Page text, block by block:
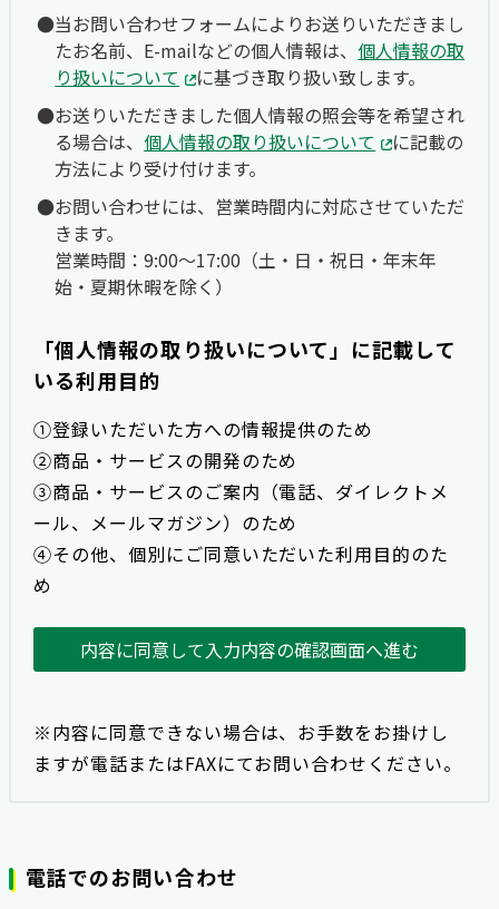
当お問い合わせフォームによりお送りいただきまし
たお名前、E-mailなどの個人情報は、 個人情報の取
り扱いについて
に基づき取り扱い致します。
お送りいただきました個人情報の照会等を希望され
る場合は、 個人情報の取り扱いについて
に記載の
方法により受け付けます。
お問い合わせには、営業時間内に対応させていただ
きます。
営業時間：9:00〜17:00（土・日・祝日・年末年
始・夏期休暇を除く）
「個人情報の取り扱いについて」に記載して
いる利用目的
①登録いただいた方への情報提供のため
②商品・サービスの開発のため
③商品・サービスのご案内（電話、ダイレクトメ
ール、メールマガジン）のため
④その他、個別にご同意いただいた利用目的のた
め
内容に同意して入力内容の確認画面へ進む
※内容に同意できない場合は、お手数をお掛けし
ますが電話またはFAXにてお問い合わせください。
電話でのお問い合わせ